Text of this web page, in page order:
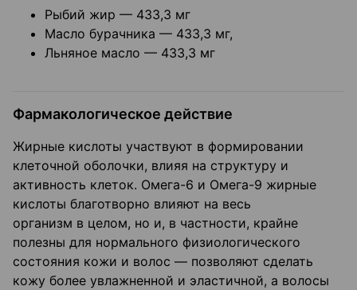
Рыбий жир — 433,3 мг
Масло бурачника — 433,3 мг,
Льняное масло — 433,3 мг
Фармакологическое действие
Жирные кислоты участвуют в формировании
клеточной оболочки, влияя на структуру и
активность клеток. Омега-6 и Омега-9 жирные
кислоты благотворно влияют на весь
организм в целом, но и, в частности, крайне
полезны для нормального физиологического
состояния кожи и волос — позволяют сделать
кожу более увлажненной и эластичной, а волосы